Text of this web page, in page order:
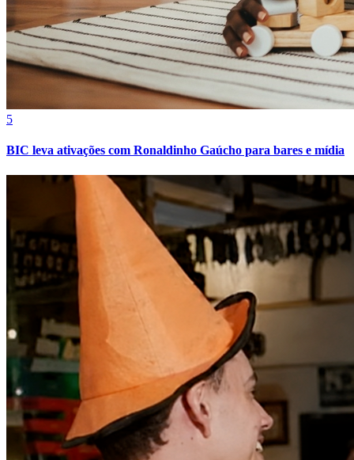
5
BIC leva ativações com Ronaldinho Gaúcho para bares e mídia